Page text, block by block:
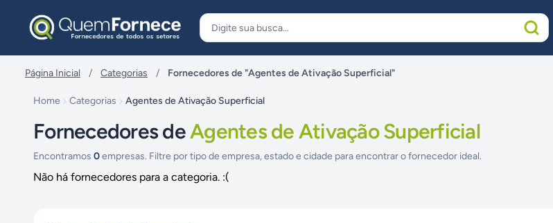
Página Inicial / Categorias / Fornecedores de "Agentes de Ativação Superficial"
Home Categorias Agentes de Ativação Superficial
Fornecedores deAgentes de Ativação Superficial
Encontramos 0empresas. Filtre por tipo de empresa, estado e cidade para encontrar o fornecedor ideal.
Não há fornecedores para a categoria. :(